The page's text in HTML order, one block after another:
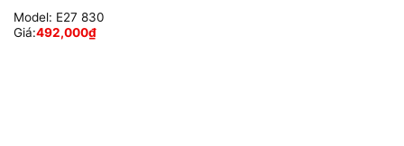
Model: E27 830
Giá:492,000₫